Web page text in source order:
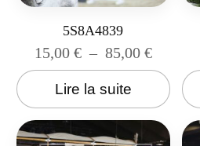
5S8A4839
15,00 € – 85,00 €
Lire la suite